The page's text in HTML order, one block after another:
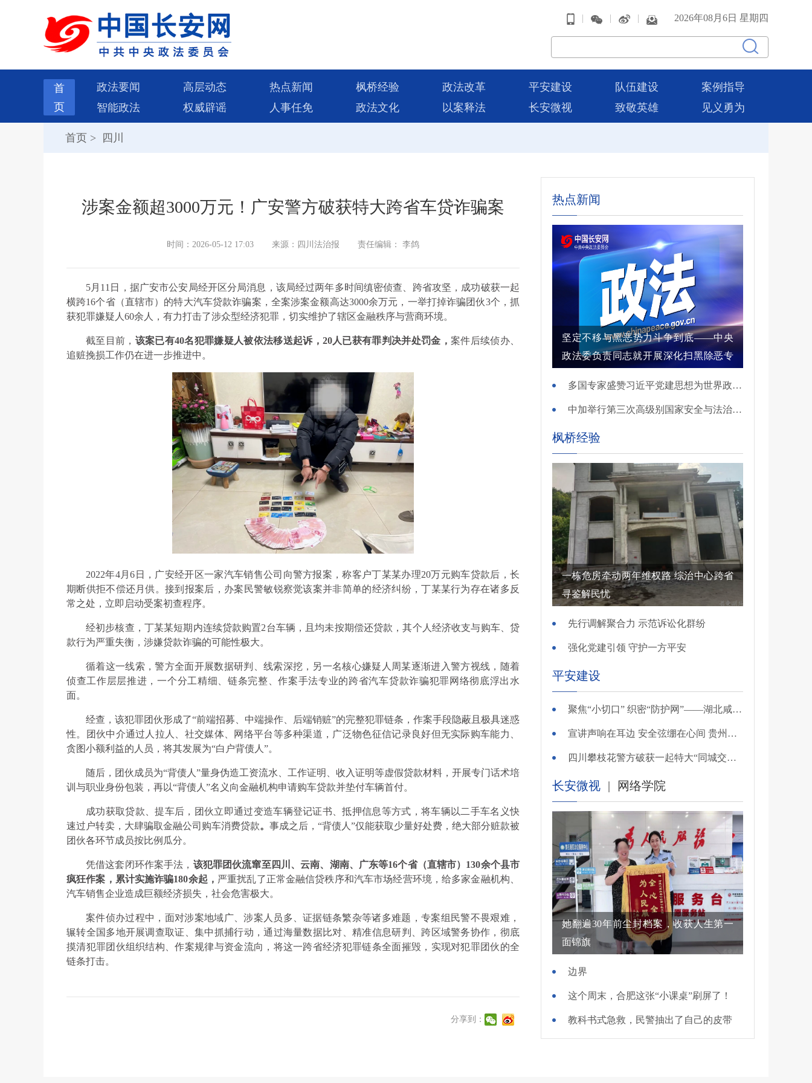
| | | 2026年08月6日 星期四
首
页
政法要闻 高层动态 热点新闻 枫桥经验 政法改革 平安建设 队伍建设
案例指导
智能政法
权威辟谣 人事任免 政法文化 以案释法 长安微视 致敬英雄 见义勇为
首页 > 四川
涉案金额超3000万元！广安警方破获特大跨省车贷诈骗案
时间：2026-05-12 17:03 来源：四川法治报 责任编辑： 李鸽
5月11日，据广安市公安局经开区分局消息，该局经过两年多时间缜密侦查、跨省攻坚，成功破获一起
横跨16个省（直辖市）的特大汽车贷款诈骗案，全案涉案金额高达3000余万元，一举打掉诈骗团伙3个，抓
获犯罪嫌疑人60余人，有力打击了涉众型经济犯罪，切实维护了辖区金融秩序与营商环境。
截至目前， 该案已有40名犯罪嫌疑人被依法移送起诉，20人已获有罪判决并处罚金，案件后续侦办、
追赃挽损工作仍在进一步推进中。
2022年4月6日，广安经开区一家汽车销售公司向警方报案，称客户丁某某办理20万元购车贷款后，长
期断供拒不偿还月供。接到报案后，办案民警敏锐察觉该案并非简单的经济纠纷，丁某某行为存在诸多反
常之处，立即启动受案初查程序。
经初步核查，丁某某短期内连续贷款购置2台车辆，且均未按期偿还贷款，其个人经济收支与购车、贷
款行为严重失衡，涉嫌贷款诈骗的可能性极大。
循着这一线索，警方全面开展数据研判、线索深挖，另一名核心嫌疑人周某逐渐进入警方视线，随着
侦查工作层层推进，一个分工精细、链条完整、作案手法专业的跨省汽车贷款诈骗犯罪网络彻底浮出水
面。
经查，该犯罪团伙形成了“前端招募、中端操作、后端销赃”的完整犯罪链条，作案手段隐蔽且极具迷惑
性。团伙中介通过人拉人、社交媒体、网络平台等多种渠道，广泛物色征信记录良好但无实际购车能力、
贪图小额利益的人员，将其发展为“白户背债人”。
随后，团伙成员为“背债人”量身伪造工资流水、工作证明、收入证明等虚假贷款材料，开展专门话术培
训与职业身份包装，再以“背债人”名义向金融机构申请购车贷款并垫付车辆首付。
成功获取贷款、提车后，团伙立即通过变造车辆登记证书、抵押信息等方式，将车辆以二手车名义快
速过户转卖，大肆骗取金融公司购车消费贷款。 事成之后，“背债人”仅能获取少量好处费，绝大部分赃款被
团伙各环节成员按比例瓜分。
凭借这套闭环作案手法， 该犯罪团伙流窜至四川、云南、湖南、广东等16个省（直辖市）130余个县市
疯狂作案，累计实施诈骗180余起， 严重扰乱了正常金融信贷秩序和汽车市场经营环境，给多家金融机构、
汽车销售企业造成巨额经济损失，社会危害极大。
案件侦办过程中，面对涉案地域广、涉案人员多、证据链条繁杂等诸多难题，专案组民警不畏艰难，
辗转全国多地开展调查取证、集中抓捕行动，通过海量数据比对、精准信息研判、跨区域警务协作，彻底
摸清犯罪团伙组织结构、作案规律与资金流向，将这一跨省经济犯罪链条全面摧毁，实现对犯罪团伙的全
链条打击。
分享到：
热点新闻
坚定不移与黑恶势力斗争到底——中央
政法委负责同志就开展深化扫黑除恶专
多国专家盛赞习近平党建思想为世界政党建设提供重要启迪
中加举行第三次高级别国家安全与法治对话
枫桥经验
一栋危房牵动两年维权路 综治中心跨省
寻鉴解民忧
先行调解聚合力 示范诉讼化群纷
强化党建引领 守护一方平安
平安建设
聚焦“小切口” 织密“防护网”——湖北咸安公安开展精准清查行动净化夏夜治安环境
宣讲声响在耳边 安全弦绷在心间 贵州交警深入开展夏季交通安全宣传活动
四川攀枝花警方破获一起特大“同城交友”电信网络诈骗案
长安微视 | 网络学院
她翻遍30年前尘封档案，收获人生第一
面锦旗
边界
这个周末，合肥这张“小课桌”刷屏了！
教科书式急救，民警抽出了自己的皮带